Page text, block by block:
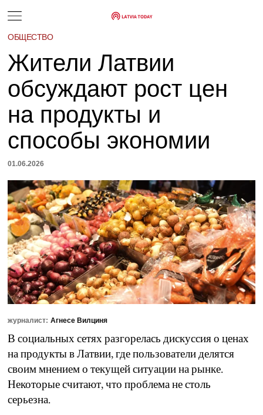
ОБЩЕСТВО
Жители Латвии
обсуждают рост цен
на продукты и
способы экономии
01.06.2026
журналист: Агнесе Вилциня
В социальных сетях разгорелась дискуссия о ценах
на продукты в Латвии, где пользователи делятся
своим мнением о текущей ситуации на рынке.
Некоторые считают, что проблема не столь
серьезна.